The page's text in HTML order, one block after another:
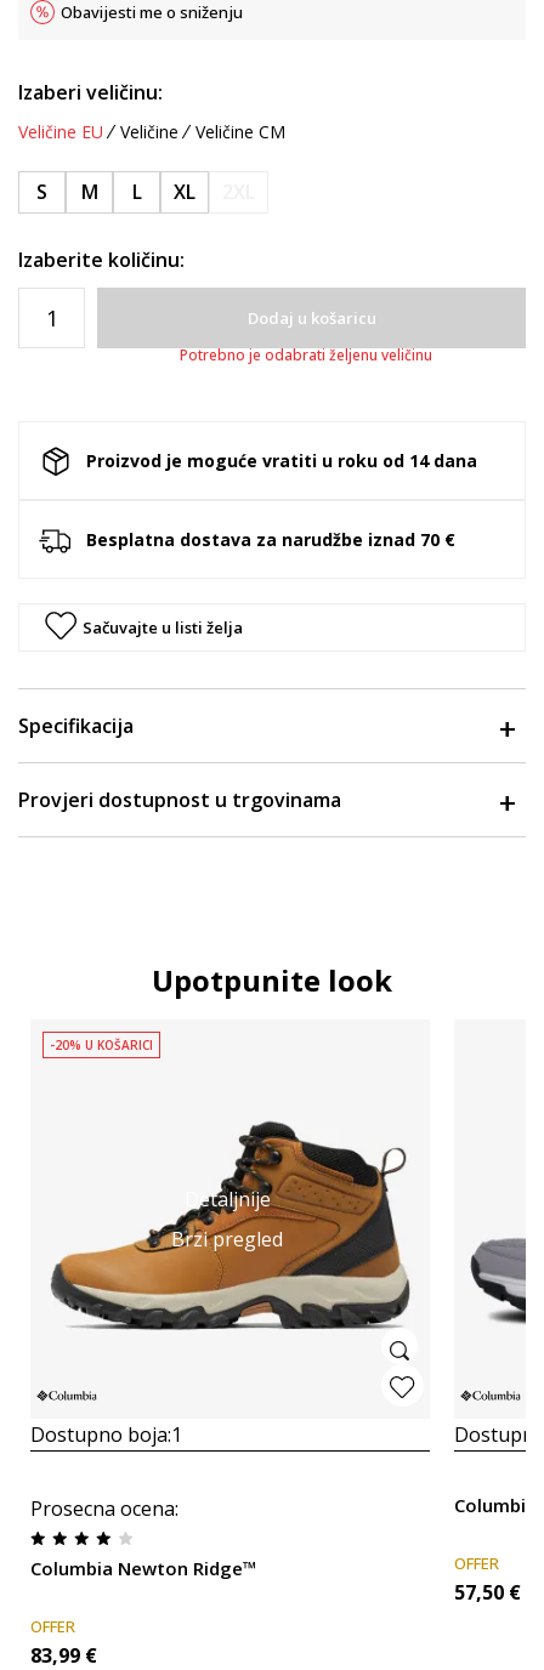
Obavijesti me o sniženju
Izaberi veličinu:
Veličine EU Veličine Veličine CM
S M L XL
Izaberite količinu:
Dodaj u košaricu
Potrebno je odabrati željenu veličinu
Proizvod je moguće vratiti u roku od 14 dana
Besplatna dostava za narudžbe iznad 70 €
Sačuvajte u listi želja
Specifikacija
Provjeri dostupnost u trgovinama
Upotpunite look
Detaljnije
Brzi pregled
-20% U KOŠARICI
Dostupno boja:1
Prosecna ocena:
Columbia Newton Ridge™
OFFER
83,99 €
Columbia
OFFER
57,50 €